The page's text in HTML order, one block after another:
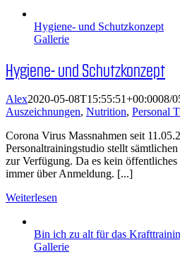
Hygiene- und Schutzkonzept
Gallerie
Hygiene- und Schutzkonzept
Alex2020-05-08T15:55:51+00:0008/
Auszeichnungen, Nutrition, Personal
Corona Virus Massnahmen seit
Personaltrainingstudio stellt
zur Verfügung. Da es kein
immer über Anmeldung. [...]
Weiterlesen
Bin ich zu alt für das
Gallerie